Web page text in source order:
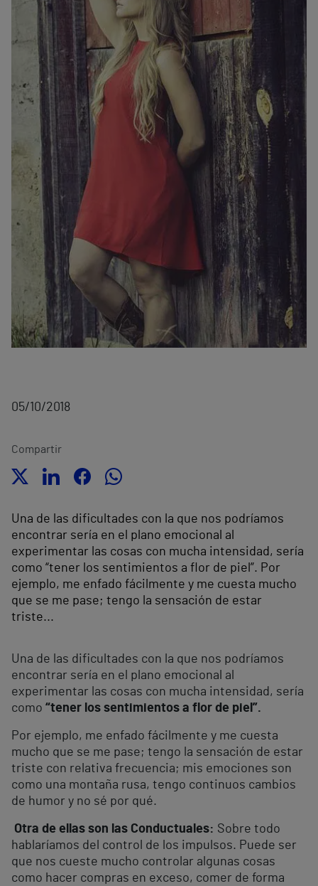
05/10/2018
Compartir
Una de las dificultades con la que nos podríamos
encontrar sería en el plano emocional al
experimentar las cosas con mucha intensidad, sería
como “tener los sentimientos a flor de piel”. Por
ejemplo, me enfado fácilmente y me cuesta mucho
que se me pase; tengo la sensación de estar
triste...
Una de las dificultades con la que nos podríamos
encontrar sería en el plano emocional al
experimentar las cosas con mucha intensidad, sería
como “tener los sentimientos a flor de piel”.
Por ejemplo, me enfado fácilmente y me cuesta
mucho que se me pase; tengo la sensación de estar
triste con relativa frecuencia; mis emociones son
como una montaña rusa, tengo continuos cambios
de humor y no sé por qué.
Otra de ellas son las Conductuales: Sobre todo
hablaríamos del control de los impulsos. Puede ser
que nos cueste mucho controlar algunas cosas
como hacer compras en exceso, comer de forma